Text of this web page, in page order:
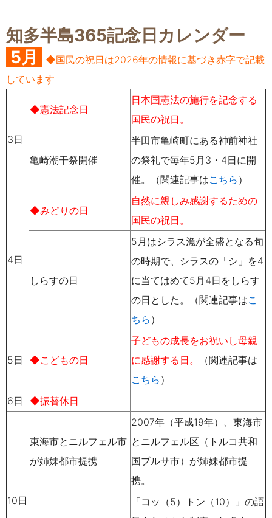
知多半島365記念日カレンダー
5月
◆国民の祝日は2026年の情報に基づき赤字で記載
しています
3日
◆憲法記念日
日本国憲法の施行を記念する
国民の祝日。
亀崎潮干祭開催
半田市亀崎町にある神前神社
の祭礼で毎年5月3・4日に開
催。（関連記事はこちら ）
4日
◆みどりの日
自然に親しみ感謝するための
国民の祝日。
しらすの日
5月はシラス漁が全盛となる旬
の時期で、シラスの「シ」を4
に当てはめて5月4日をしらす
の日とした。（関連記事はこ
ちら ）
5日 ◆こどもの日
子どもの成長をお祝いし母親
に感謝する日。
（関連記事は
こちら ）
6日
◆振替休日
10日
東海市とニルフェル市
が姉妹都市提携
2007年（平成19年）、東海市
とニルフェル区（トルコ共和
国ブルサ市）が姉妹都市提
携。
「コッ（5）トン（10）」の語